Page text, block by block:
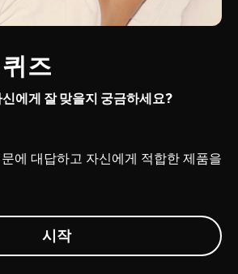
즈
에게 잘 맞을지 궁금하세요?
에 대답하고 자신에게 적합한 제품을